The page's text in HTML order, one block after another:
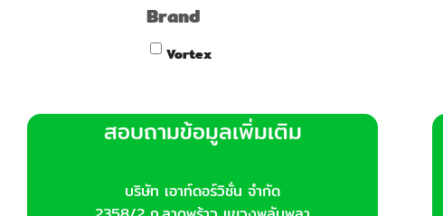
Brand
Vortex
สอบถามข้อมูลเพิ่มเติม
บริษัท เอาท์ดอร์วิชั่น จำกัด